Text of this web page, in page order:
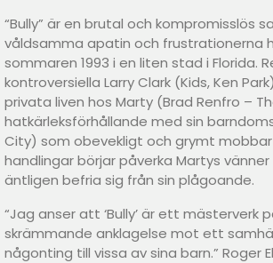
“Bully” är en brutal och kompromisslös
våldsamma apatin och frustrationerna
sommaren 1993 i en liten stad i Florida.
kontroversiella Larry Clark (Kids, Ken
privata liven hos Marty (Brad Renfro –
hatkärleksförhållande med sin
City) som obevekligt och grymt
handlingar börjar påverka Martys
äntligen befria sig från sin plågoande.
“Jag anser att ‘Bully’ är ett mästerverk
skrämmande anklagelse mot ett
någonting till vissa av sina barn.” Roger